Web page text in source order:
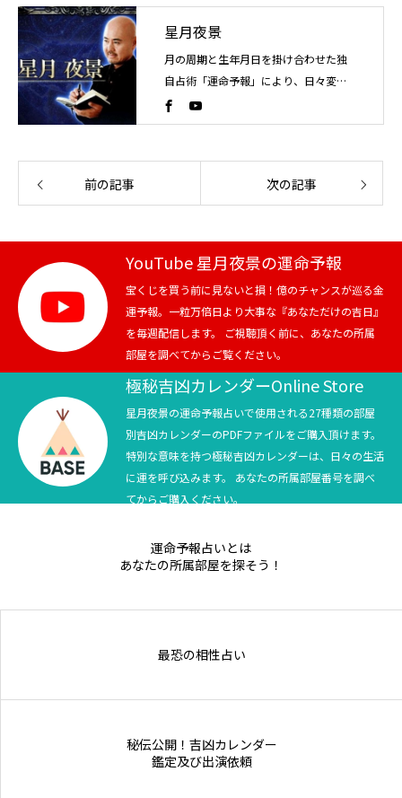
星月夜景
月の周期と生年月日を掛け合わせた独
自占術「運命予報」により、日々変化
する運気の流れを読み解く占い師。こ
れまでに4万人以上を鑑定。
前の記事 次の記事
YouTube 星月夜景の運命予報
宝くじを買う前に見ないと損！億のチャンスが巡る金
運予報。一粒万倍日より大事な『あなただけの吉日』
を毎週配信します。 ご視聴頂く前に、あなたの所属
部屋を調べてからご覧ください。
極秘吉凶カレンダーOnline Store
星月夜景の運命予報占いで使用される27種類の部屋
別吉凶カレンダーのPDFファイルをご購入頂けます。
特別な意味を持つ極秘吉凶カレンダーは、日々の生活
に運を呼び込みます。 あなたの所属部屋番号を調べ
てからご購入ください。
運命予報占いとは
あなたの所属部屋を探そう！
最恐の相性占い
秘伝公開！吉凶カレンダー
鑑定及び出演依頼